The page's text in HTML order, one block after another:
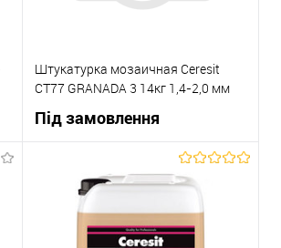
Штукатурка мозаичная Ceresit
СТ77 GRANADA 3 14кг 1,4-2,0 мм
Під замовлення
В корзину
Купити в 1 клік
До
порівняння